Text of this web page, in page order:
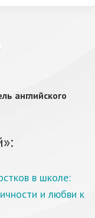
английского
в школе:
и любви к